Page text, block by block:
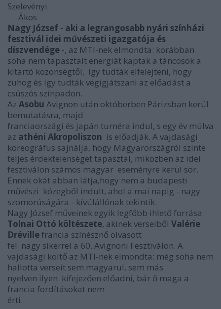
Szelevényi
Ákos
Nagy József - aki a legrangosabb nyári színházi
fesztivál idei művészeti igazgatója és
díszvendége -, az MTI-nek elmondta: korábban
soha nem tapasztalt energiát kaptak a táncosok a
kitartó közönségtől, így tudták elfelejteni, hogy
zuhog és így tudták végigjátszani az előadást a
csúszós színpadon.
Az Asobu Avignon után októberben Párizsban kerül
bemutatásra, majd
franciaországi és japán turnéra indul, s egy év múlva
az athéni Akropoliszon is előadják. A vajdasági
koreográfus sajnálja, hogy Magyarországról szinte
teljes érdektelenséget tapasztal, miközben az idei
fesztiválon számos magyar eseményre kerül sor.
Ennek okát abban látja,hogy nem a budapesti
művészi közegből indult, ahol a mai napig - nagy
szomorúságára - kívülállónak tekintik.
Nagy József műveinek egyik legfőbb ihlető forrása
Tolnai Ottó költészete, akinek verseiből Valérie
Drévillefrancia színésznő olvasott
fel nagy sikerrel a 60. Avignoni Fesztiválon. A
vajdasági költő az MTI-nek elmondta: még soha nem
hallotta verseit sem magyarul, sem más
nyelven ilyen kifejezően előadni, bár ő maga a
francia fordításokat nem
érti.